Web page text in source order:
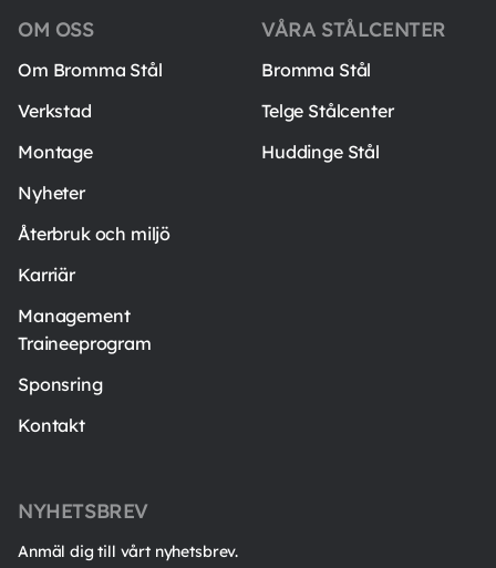
VÅRA STÅLCENTER
Bromma Stål
Telge Stålcenter
Huddinge Stål
OM OSS
Om Bromma Stål
Verkstad
Montage
Nyheter
Återbruk och miljö
Karriär
Management
Traineeprogram
Sponsring
Kontakt
NYHETSBREV
Anmäl dig till vårt nyhetsbrev.